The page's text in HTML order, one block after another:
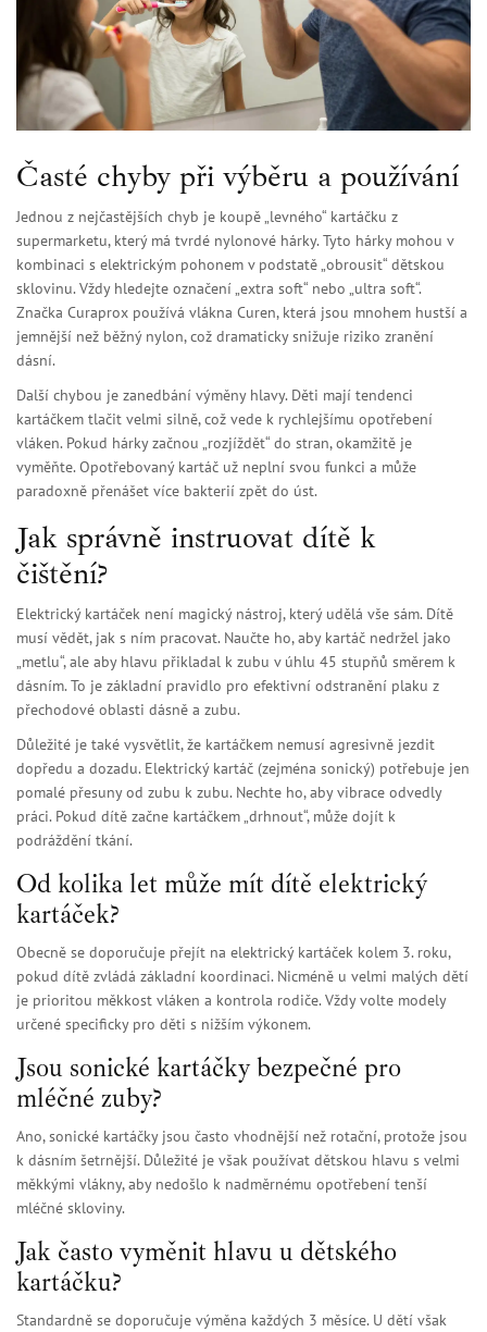
Časté chyby při výběru a používání
Jednou z nejčastějších chyb je koupě „levného“ kartáčku z
supermarketu, který má tvrdé nylonové hárky. Tyto hárky mohou v
kombinaci s elektrickým pohonem v podstatě „obrousit“ dětskou
sklovinu. Vždy hledejte označení „extra soft“ nebo „ultra soft“.
Značka Curaprox používá vlákna Curen, která jsou mnohem hustší a
jemnější než běžný nylon, což dramaticky snižuje riziko zranění
dásní.
Další chybou je zanedbání výměny hlavy. Děti mají tendenci
kartáčkem tlačit velmi silně, což vede k rychlejšímu opotřebení
vláken. Pokud hárky začnou „rozjíždět“ do stran, okamžitě je
vyměňte. Opotřebovaný kartáč už neplní svou funkci a může
paradoxně přenášet více bakterií zpět do úst.
Jak správně instruovat dítě k
čištění?
Elektrický kartáček není magický nástroj, který udělá vše sám. Dítě
musí vědět, jak s ním pracovat. Naučte ho, aby kartáč nedržel jako
„metlu“, ale aby hlavu přikladal k zubu v úhlu 45 stupňů směrem k
dásním. To je základní pravidlo pro efektivní odstranění plaku z
přechodové oblasti dásně a zubu.
Důležité je také vysvětlit, že kartáčkem nemusí agresivně jezdit
dopředu a dozadu. Elektrický kartáč (zejména sonický) potřebuje jen
pomalé přesuny od zubu k zubu. Nechte ho, aby vibrace odvedly
práci. Pokud dítě začne kartáčkem „drhnout“, může dojít k
podráždění tkání.
Od kolika let může mít dítě elektrický
kartáček?
Obecně se doporučuje přejít na elektrický kartáček kolem 3. roku,
pokud dítě zvládá základní koordinaci. Nicméně u velmi malých dětí
je prioritou měkkost vláken a kontrola rodiče. Vždy volte modely
určené specificky pro děti s nižším výkonem.
Jsou sonické kartáčky bezpečné pro
mléčné zuby?
Ano, sonické kartáčky jsou často vhodnější než rotační, protože jsou
k dásním šetrnější. Důležité je však používat dětskou hlavu s velmi
měkkými vlákny, aby nedošlo k nadměrnému opotřebení tenší
mléčné skloviny.
Jak často vyměnit hlavu u dětského
kartáčku?
Standardně se doporučuje výměna každých 3 měsíce. U dětí však